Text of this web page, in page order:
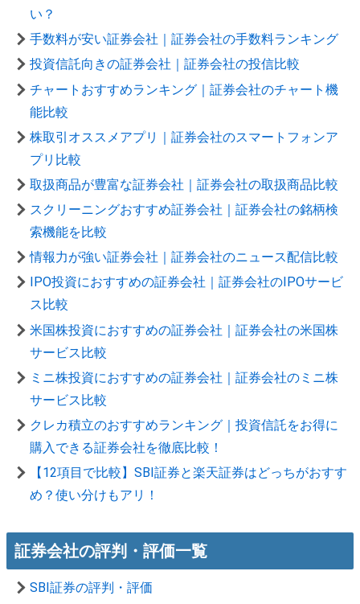
い？
手数料が安い証券会社｜証券会社の手数料ランキング
投資信託向きの証券会社｜証券会社の投信比較
チャートおすすめランキング｜証券会社のチャート機
能比較
株取引オススメアプリ｜証券会社のスマートフォンア
プリ比較
取扱商品が豊富な証券会社｜証券会社の取扱商品比較
スクリーニングおすすめ証券会社｜証券会社の銘柄検
索機能を比較
情報力が強い証券会社｜証券会社のニュース配信比較
IPO投資におすすめの証券会社｜証券会社のIPOサービ
ス比較
米国株投資におすすめの証券会社｜証券会社の米国株
サービス比較
ミニ株投資におすすめの証券会社｜証券会社のミニ株
サービス比較
クレカ積立のおすすめランキング｜投資信託をお得に
購入できる証券会社を徹底比較！
【12項目で比較】SBI証券と楽天証券はどっちがおすす
め？使い分けもアリ！
証券会社の評判・評価一覧
SBI証券の評判・評価